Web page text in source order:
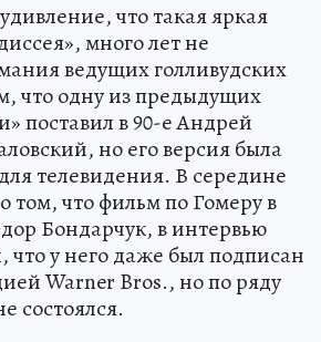
что такая яркая
много лет не
ведущих голливудских
что одну из предыдущих
поставил в 90-е Андрей
но его версия была
телевидения. В середине
том, что фильм по Гомеру в
Бондарчук, в интервью
что у него даже был подписан
Warner Bros., но по ряду
состоялся.